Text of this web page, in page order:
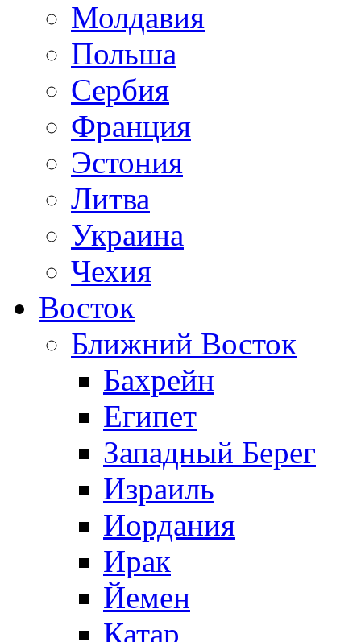
Молдавия
Польша
Сербия
Франция
Эстония
Литва
Украина
Чехия
Восток
Ближний Восток
Бахрейн
Египет
Западный Берег
Израиль
Иордания
Ирак
Йемен
Катар